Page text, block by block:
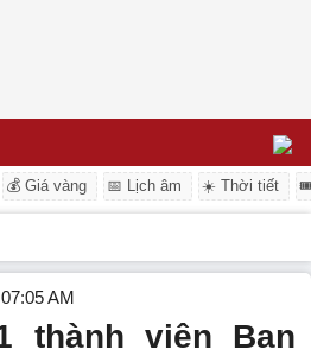
💰 Giá vàng 📅 Lịch âm ☀️ Thời tiết
AM
thành viên Ban